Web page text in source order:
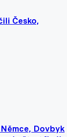
Česko,
Dovbyk